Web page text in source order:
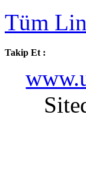
Tüm
Takip Et :